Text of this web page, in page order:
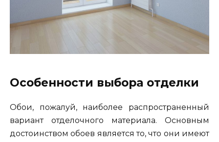
Особенности выбора отделки
Обои, пожалуй, наиболее распространенный
вариант отделочного материала. Основным
достоинством обоев является то, что они имеют